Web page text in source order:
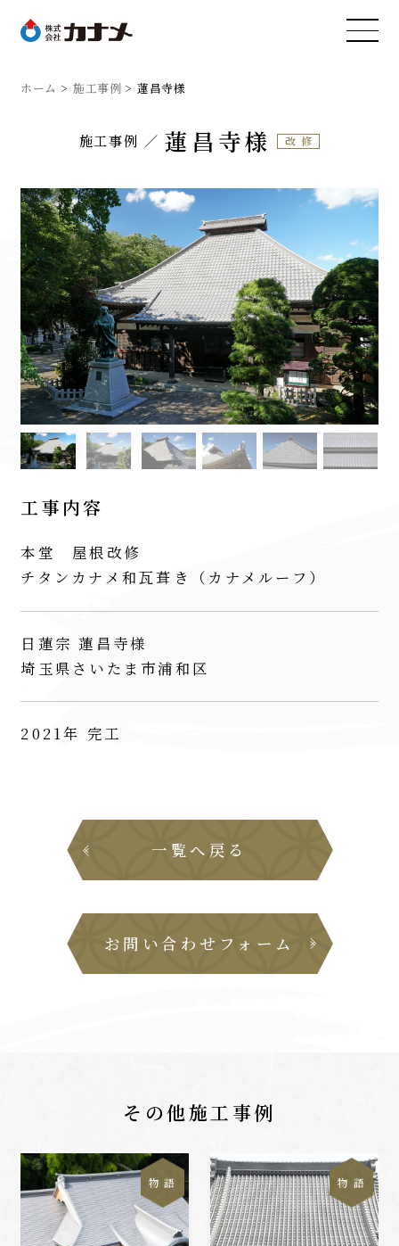
ホーム 施工事例 蓮昌寺様
施工事例 蓮昌寺様 改修
工事内容
本堂 屋根改修
チタンカナメ和瓦葺き（カナメルーフ）
日蓮宗 蓮昌寺様
埼玉県さいたま市浦和区
2021年 完工
一覧へ戻る
お問い合わせフォーム
その他施工事例
物 語 物 語